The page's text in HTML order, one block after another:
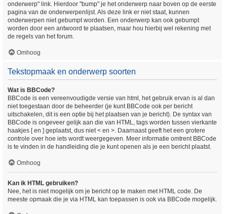
onderwerp" link. Hierdoor "bump" je het onderwerp naar boven op de eerste
pagina van de onderwerpenlijst. Als deze link er niet staat, kunnen
onderwerpen niet gebumpt worden. Een onderwerp kan ook gebumpt
worden door een antwoord te plaatsen, maar hou hierbij wel rekening met
de regels van het forum.
Omhoog
Tekstopmaak en onderwerp soorten
Wat is BBCode?
BBCode is een vereenvoudigde versie van html, het gebruik ervan is al dan
niet toegestaan door de beheerder (je kunt BBCode ook per bericht
uitschakelen, dit is een optie bij het plaatsen van je bericht). De syntax van
BBCode is ongeveer gelijk aan die van HTML, tags worden tussen vierkante
haakjes [ en ] geplaatst, dus niet < en >. Daarnaast geeft het een grotere
controle over hoe iets wordt weergegeven. Meer informatie omtrent BBCode
is te vinden in de handleiding die je kunt openen als je een bericht plaatst.
Omhoog
Kan ik HTML gebruiken?
Nee, het is niet mogelijk om je bericht op te maken met HTML code. De
meeste opmaak die je via HTML kan toepassen is ook via BBCode mogelijk.